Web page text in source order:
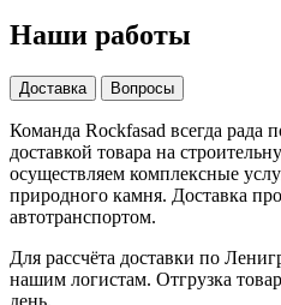
Наши работы
Доставка Вопросы
Команда Rockfasad всегда рада
доставкой товара на
осуществляем комплексные
природного камня. Доставка
автотранспортом.
Для рассчёта доставки по
нашим логистам. Отгрузка
день.